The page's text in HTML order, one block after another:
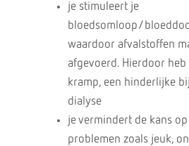
je stimuleert je
bloedsomloop/
waardoor afvalstoffen
afgevoerd. Hierdoor
kramp, een hinderlijke
dialyse
je vermindert de kans
problemen zoals jeuk,